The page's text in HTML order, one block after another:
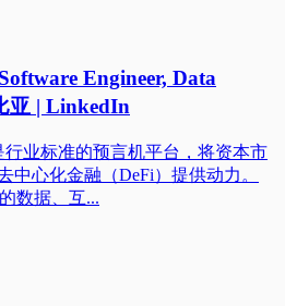
Engineer, Data
亚 | LinkedIn
行业标准的预言机平台，将资本市
中心化金融（DeFi）提供动力。
数据、互...